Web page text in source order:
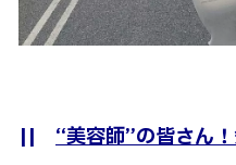
|| “美容師”の皆さん